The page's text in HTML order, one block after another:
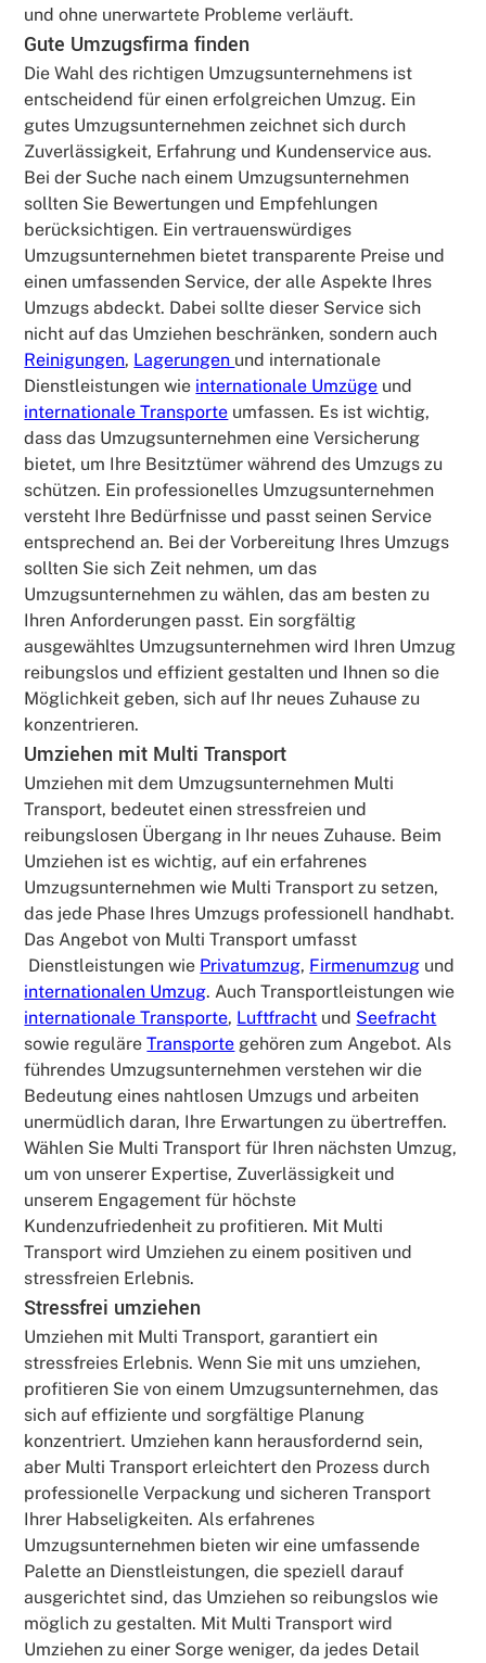
und ohne unerwartete Probleme verläuft.
Gute Umzugsfirma finden
Die Wahl des richtigen Umzugsunternehmens ist
entscheidend für einen erfolgreichen Umzug. Ein
gutes Umzugsunternehmen zeichnet sich durch
Zuverlässigkeit, Erfahrung und Kundenservice aus.
Bei der Suche nach einem Umzugsunternehmen
sollten Sie Bewertungen und Empfehlungen
berücksichtigen. Ein vertrauenswürdiges
Umzugsunternehmen bietet transparente Preise und
einen umfassenden Service, der alle Aspekte Ihres
Umzugs abdeckt. Dabei sollte dieser Service sich
nicht auf das Umziehen beschränken, sondern auch
Reinigungen, Lagerungen und internationale
Dienstleistungen wie internationale Umzüge und
internationale Transporte umfassen. Es ist wichtig,
dass das Umzugsunternehmen eine Versicherung
bietet, um Ihre Besitztümer während des Umzugs zu
schützen. Ein professionelles Umzugsunternehmen
versteht Ihre Bedürfnisse und passt seinen Service
entsprechend an. Bei der Vorbereitung Ihres Umzugs
sollten Sie sich Zeit nehmen, um das
Umzugsunternehmen zu wählen, das am besten zu
Ihren Anforderungen passt. Ein sorgfältig
ausgewähltes Umzugsunternehmen wird Ihren Umzug
reibungslos und effizient gestalten und Ihnen so die
Möglichkeit geben, sich auf Ihr neues Zuhause zu
konzentrieren.
Umziehen mit Multi Transport
Umziehen mit dem Umzugsunternehmen Multi
Transport, bedeutet einen stressfreien und
reibungslosen Übergang in Ihr neues Zuhause. Beim
Umziehen ist es wichtig, auf ein erfahrenes
Umzugsunternehmen wie Multi Transport zu setzen,
das jede Phase Ihres Umzugs professionell handhabt.
Das Angebot von Multi Transport umfasst
Dienstleistungen wie Privatumzug, Firmenumzug und
internationalen Umzug. Auch Transportleistungen wie
internationale Transporte, Luftfracht und Seefracht
sowie reguläreTransporte gehören zum Angebot. Als
führendes Umzugsunternehmen verstehen wir die
Bedeutung eines nahtlosen Umzugs und arbeiten
unermüdlich daran, Ihre Erwartungen zu übertreffen.
Wählen Sie Multi Transport für Ihren nächsten Umzug,
um von unserer Expertise, Zuverlässigkeit und
unserem Engagement für höchste
Kundenzufriedenheit zu profitieren. Mit Multi
Transport wird Umziehen zu einem positiven und
stressfreien Erlebnis.
Stressfrei umziehen
Umziehen mit Multi Transport, garantiert ein
stressfreies Erlebnis. Wenn Sie mit uns umziehen,
profitieren Sie von einem Umzugsunternehmen, das
sich auf effiziente und sorgfältige Planung
konzentriert. Umziehen kann herausfordernd sein,
aber Multi Transport erleichtert den Prozess durch
professionelle Verpackung und sicheren Transport
Ihrer Habseligkeiten. Als erfahrenes
Umzugsunternehmen bieten wir eine umfassende
Palette an Dienstleistungen, die speziell darauf
ausgerichtet sind, das Umziehen so reibungslos wie
möglich zu gestalten. Mit Multi Transport wird
Umziehen zu einer Sorge weniger, da jedes Detail